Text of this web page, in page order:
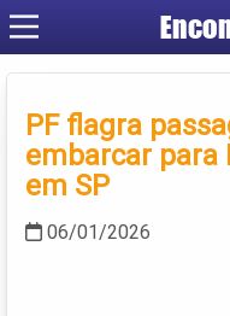
PF flagra
embarcar para
em SP
06/01/2026